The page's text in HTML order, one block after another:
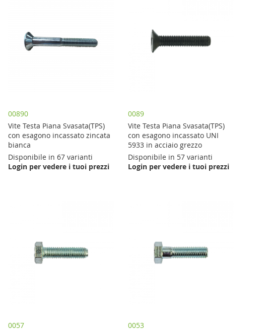
00890
Vite Testa Piana Svasata(TPS)
con esagono incassato zincata
bianca
Disponibile in 67 varianti
Login per vedere i tuoi prezzi
0089
Vite Testa Piana Svasata(TPS)
con esagono incassato UNI
5933 in acciaio grezzo
Disponibile in 57 varianti
Login per vedere i tuoi prezzi
0057
0053